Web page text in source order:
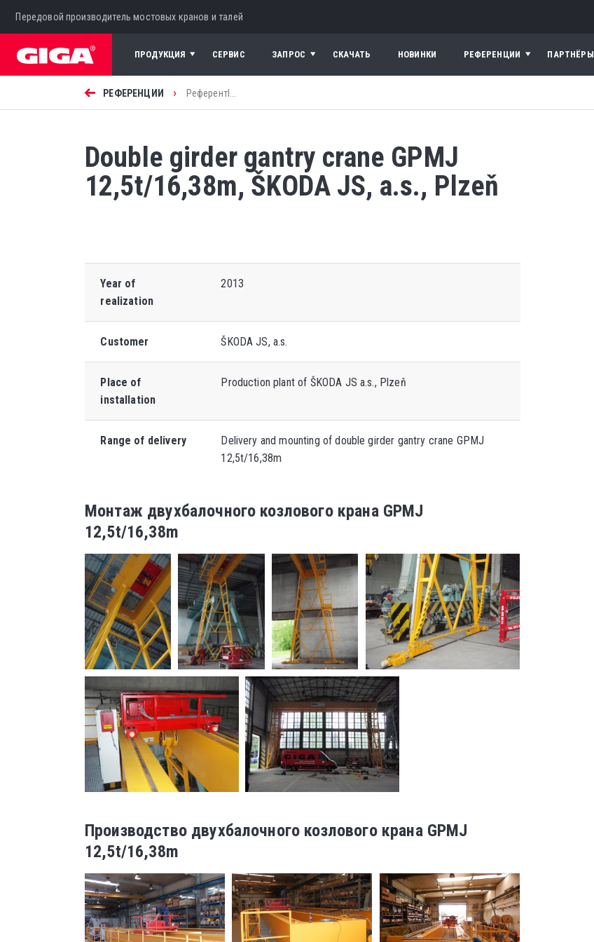
Передовой производитель мостовых кранов и талей
ПРОДУКЦИЯ СЕРВИС ЗАПРОС СКАЧАТЬ НОВИНКИ РЕФЕРЕНЦИИ ПАРТНЁРЫ
РЕФЕРЕНЦИИ › Референтl...
Double girder gantry crane GPMJ
12,5t/16,38m, ŠKODA JS, a.s., Plzeň
Year of
realization
2013
Customer ŠKODA JS, a.s.
Place of
installation
Production plant of ŠKODA JS a.s., Plzeň
Range of delivery
Delivery and mounting of double girder gantry crane GPMJ
12,5t/16,38m
Монтаж двухбалочного козлового крана GPMJ
12,5t/16,38m
Производство двухбалочного козлового крана GPMJ
12,5t/16,38m